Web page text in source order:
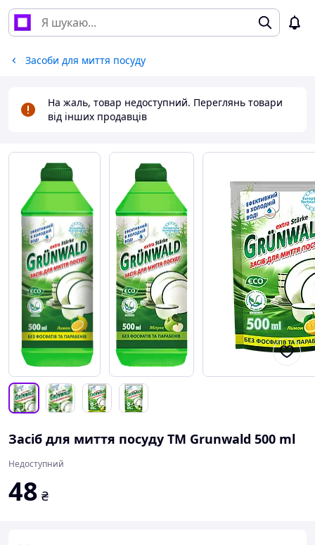
Засоби для миття посуду
На жаль, товар недоступний. Переглянь товари
від інших продавців
Засіб для миття посуду ТМ Grunwald 500 ml
Недоступний
48 ₴